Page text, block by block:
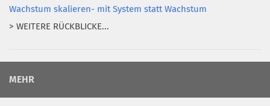
Wachstum skalieren- mit System statt Wachstum
> WEITERE RÜCKBLICKE...
MEHR